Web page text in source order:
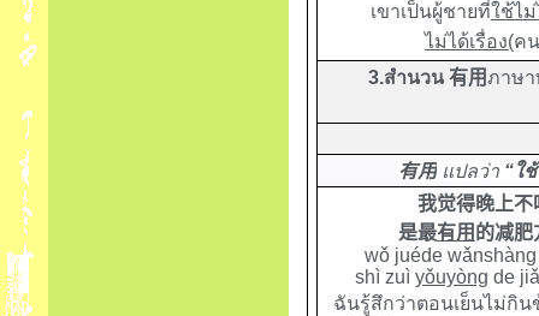
เขาเป็นผู้ชายที่ใช้ไม่
ไม่ได้เรื่อง(ค
3.สำนวน 有用ภาษ
有用 แปลว่า“ใช้
我觉得晚上不
是最有用 的减肥
wǒ juéde
shì zuì yǒuyòng de
ฉันรู้สึกว่าตอนเย็นไม่กิน